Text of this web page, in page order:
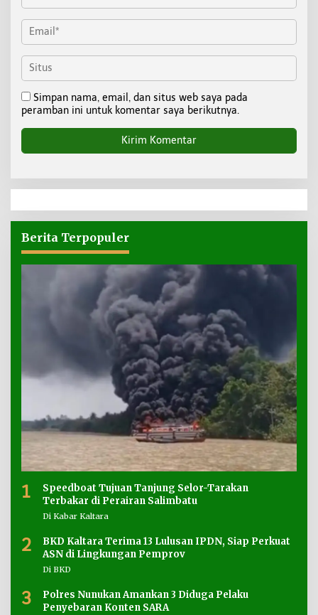
Simpan nama, email, dan situs web saya pada
peramban ini untuk komentar saya berikutnya.
Berita Terpopuler
1
Speedboat Tujuan Tanjung Selor-Tarakan
Terbakar di Perairan Salimbatu
Di Kabar Kaltara
2
BKD Kaltara Terima 13 Lulusan IPDN, Siap Perkuat
ASN di Lingkungan Pemprov
Di BKD
3
Polres Nunukan Amankan 3 Diduga Pelaku
Penyebaran Konten SARA